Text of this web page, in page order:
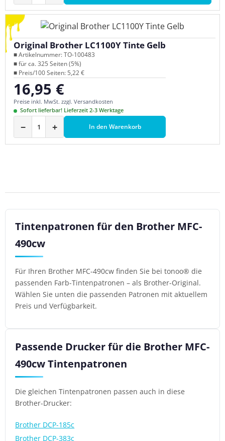
Original Brother LC1100Y Tinte Gelb
■ Artikelnummer: TO-100483
■ für ca. 325 Seiten (5%)
■ Preis/100 Seiten: 5,22 €
Regulärer Preis:
16,95 €
Preise inkl. MwSt. zzgl. Versandkosten
Sofort lieferbar! Lieferzeit 2-3 Werktage
− + In den Warenkorb
Tintenpatronen für den Brother MFC-
490cw
Für Ihren Brother MFC-490cw finden Sie bei tonoo® die
passenden Farb-Tintenpatronen – als Brother-Original.
Wählen Sie unten die passenden Patronen mit aktuellem
Preis und Verfügbarkeit.
Passende Drucker für die Brother MFC-
490cw Tintenpatronen
Die gleichen Tintenpatronen passen auch in diese
Brother-Drucker:
Brother DCP-185c
Brother DCP-383c